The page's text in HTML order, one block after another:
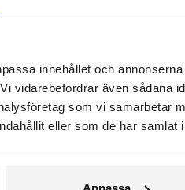
innehållet och
vidarebefordrar även sådana
som vi samarbetar
eller som de har samlat